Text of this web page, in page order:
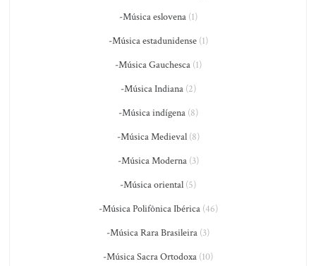
-Música eslovena(1)
-Música estadunidense(1)
-Música Gauchesca(1)
-Música Indiana(2)
-Música indígena(8)
-Música Medieval(8)
-Música Moderna(3)
-Música oriental (5)
-Música Polifônica Ibérica(46)
-Música Rara Brasileira (3)
-Música Sacra Ortodoxa (10)